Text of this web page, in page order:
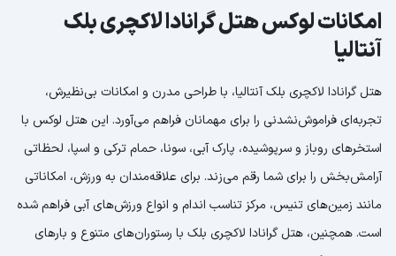
امکانات لوکس هتل گرانادا لاکچری بلک
آنتالیا
هتل گرانادا لاکچری بلک آنتالیا، با طراحی مدرن و امکانات بی‌نظیرش،
تجربه‌ای فراموش‌نشدنی را برای مهمانان فراهم می‌آورد. این هتل لوکس با
استخرهای روباز و سرپوشیده، پارک آبی، سونا، حمام ترکی و اسپا، لحظاتی
آرامش‌بخش را برای شما رقم می‌زند. برای علاقه‌مندان به ورزش، امکاناتی
مانند زمین‌های تنیس، مرکز تناسب اندام و انواع ورزش‌های آبی فراهم شده
است. همچنین، هتل گرانادا لاکچری بلک با رستوران‌های متنوع و بارهای